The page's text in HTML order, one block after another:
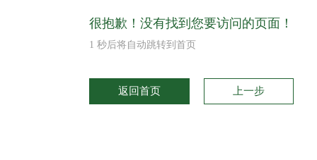
很抱歉！没有找到您要访问的页面！
1 秒后将自动跳转到首页
返回首页 上一步